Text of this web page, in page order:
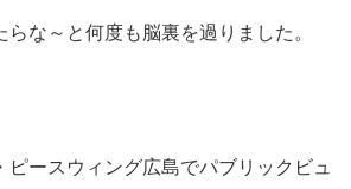
な～と何度も脳裏を過りました。
ピースウィング広島でパブリックビュ